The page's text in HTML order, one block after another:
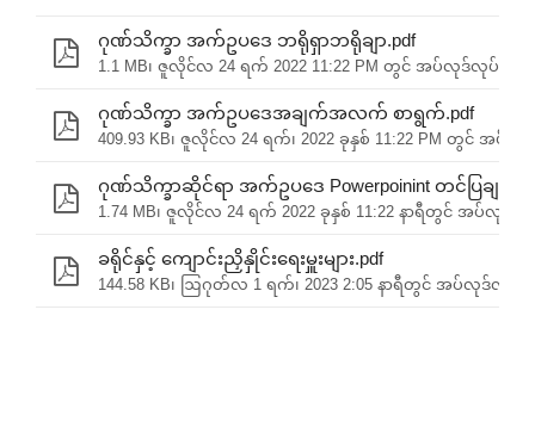
ဂုဏ်သိက္ခာ အက်ဥပဒေ ဘရိုရှာဘရိုချာ.pdf
1.1 MB၊ ဇူလိုင်လ 24 ရက် 2022 11:22 PM တွင် အပ်လုဒ်လုပ်ခဲ့သ
ဂုဏ်သိက္ခာ အက်ဥပဒေအချက်အလက် စာရွက်.pdf
409.93 KB၊ ဇူလိုင်လ 24 ရက်၊ 2022 ခုနှစ် 11:22 PM တွင် အ
ဂုဏ်သိက္ခာဆိုင်ရာ အက်ဥပဒေ Powerpoinint တင်ပြချက်
1.74 MB၊ ဇူလိုင်လ 24 ရက် 2022 ခုနှစ် 11:22 နာရီတွင် အပ်လုဒ်
ခရိုင်နှင့် ကျောင်းညှိနှိုင်းရေးမှူးများ.pdf
144.58 KB၊ ဩဂုတ်လ 1 ရက်၊ 2023 2:05 နာရီတွင် အပ်လုဒ်လုပ်